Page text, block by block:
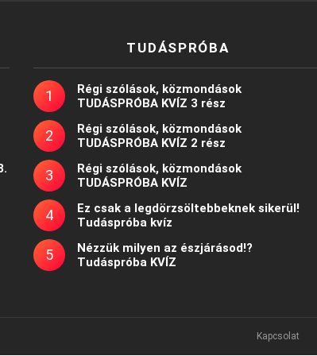
TUDÁSPRÓBA
Régi szólások, közmondások
TUDÁSPRÓBA KVÍZ 3 rész
Régi szólások, közmondások
TUDÁSPRÓBA KVÍZ 2 rész
Régi szólások, közmondások
TUDÁSPRÓBA KVÍZ
Ez csak a legdörzsöltebbeknek sikerül!
Tudáspróba kvíz
Nézzük milyen az észjárásod!?
Tudáspróba KVÍZ
Kapcsolat